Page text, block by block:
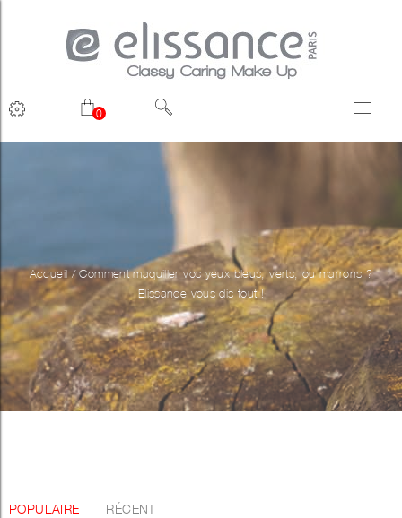
0
Accueil /Comment maquiller vos yeux bleus, verts, ou marrons ?
Elissance vous dis tout !
POPULAIRE RÉCENT